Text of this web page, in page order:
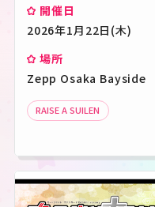
開催日
2026年1月22日(木)
場所
Zepp Osaka Bayside
RAISE A SUILEN